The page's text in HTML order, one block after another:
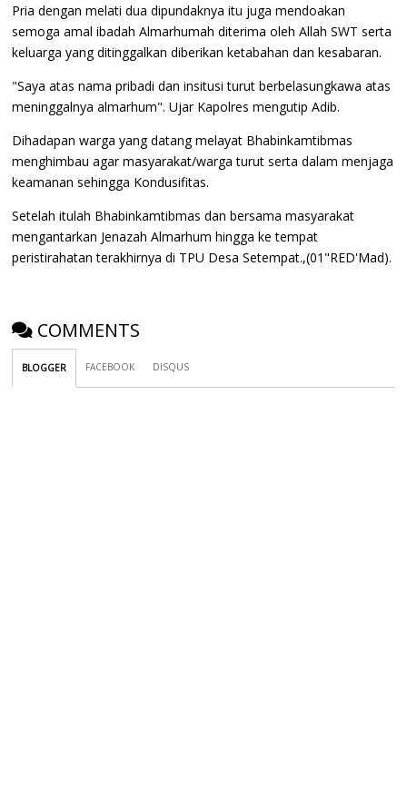
Pria dengan melati dua dipundaknya itu juga mendoakan
semoga amal ibadah Almarhumah diterima oleh Allah SWT serta
keluarga yang ditinggalkan diberikan ketabahan dan kesabaran.
"Saya atas nama pribadi dan insitusi turut berbelasungkawa atas
meninggalnya almarhum". Ujar Kapolres mengutip Adib.
Dihadapan warga yang datang melayat Bhabinkamtibmas
menghimbau agar masyarakat/warga turut serta dalam menjaga
keamanan sehingga Kondusifitas.
Setelah itulah Bhabinkamtibmas dan bersama masyarakat
mengantarkan Jenazah Almarhum hingga ke tempat
peristirahatan terakhirnya di TPU Desa Setempat.,(01"RED'Mad).
COMMENTS
BLOGGER FACEBOOK DISQUS